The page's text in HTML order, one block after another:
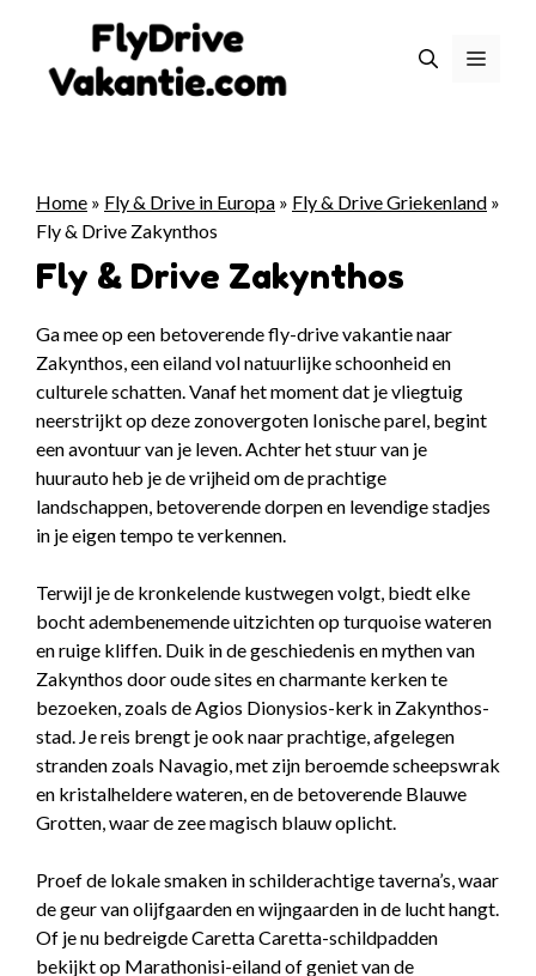
Menu
Home » Fly & Drive in Europa » Fly & Drive Griekenland »
Fly & Drive Zakynthos
Fly & Drive Zakynthos
Ga mee op een betoverende fly-drive vakantie naar
Zakynthos, een eiland vol natuurlijke schoonheid en
culturele schatten. Vanaf het moment dat je vliegtuig
neerstrijkt op deze zonovergoten Ionische parel, begint
een avontuur van je leven. Achter het stuur van je
huurauto heb je de vrijheid om de prachtige
landschappen, betoverende dorpen en levendige stadjes
in je eigen tempo te verkennen.
Terwijl je de kronkelende kustwegen volgt, biedt elke
bocht adembenemende uitzichten op turquoise wateren
en ruige kliffen. Duik in de geschiedenis en mythen van
Zakynthos door oude sites en charmante kerken te
bezoeken, zoals de Agios Dionysios-kerk in Zakynthos-
stad. Je reis brengt je ook naar prachtige, afgelegen
stranden zoals Navagio, met zijn beroemde scheepswrak
en kristalheldere wateren, en de betoverende Blauwe
Grotten, waar de zee magisch blauw oplicht.
Proef de lokale smaken in schilderachtige taverna’s, waar
de geur van olijfgaarden en wijngaarden in de lucht hangt.
Of je nu bedreigde Caretta Caretta-schildpadden
bekijkt op Marathonisi-eiland of geniet van de